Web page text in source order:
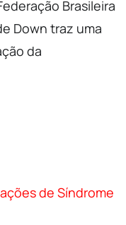
Brasileira
Down traz uma
da
de Síndrome